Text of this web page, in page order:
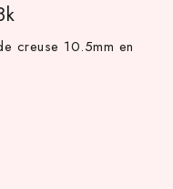
métropolitaine ! À
creuse 10.5mm en